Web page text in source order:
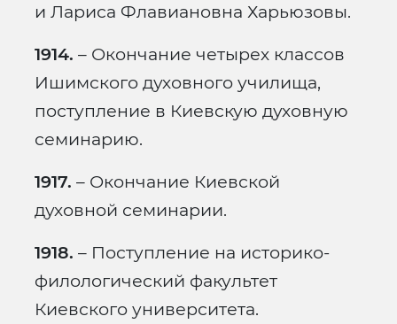
и Лариса Флавиановна Харьюзовы.
1914. – Окончание четырех классов
Ишимского духовного училища,
поступление в Киевскую духовную
семинарию.
1917. – Окончание Киевской
духовной семинарии.
1918. – Поступление на историко-
филологический факультет
Киевского университета.